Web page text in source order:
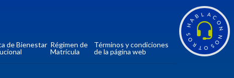
H
A
B L A C
O
N
N
O
S
O
T
R
O
S
de Bienestar Régimen de
Matrícula
Términos y condiciones
de la página web